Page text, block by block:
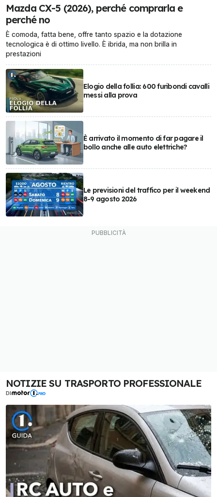
Mazda CX-5 (2026), perché comprarla e
perché no
È comoda, fatta bene, offre tanto spazio e la dotazione
tecnologica è di ottimo livello. È ibrida, ma non brilla in
prestazioni
Elogio della follia: 600 furibondi cavalli
messi alla prova
È arrivato il momento di far pagare il
bollo anche alle auto elettriche?
Le previsioni del traffico per il weekend
8-9 agosto 2026
NOTIZIE SU TRASPORTO PROFESSIONALE
DI